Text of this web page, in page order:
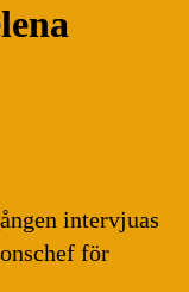
intervjuas
för